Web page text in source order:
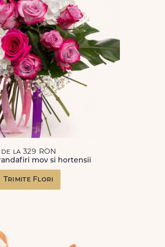
de la 329 RON
mov si hortensii
Trimite Flori